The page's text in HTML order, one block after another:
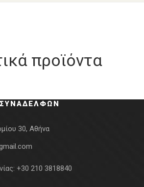
προϊόντα
30, Αθήνα
+30 210 3818840